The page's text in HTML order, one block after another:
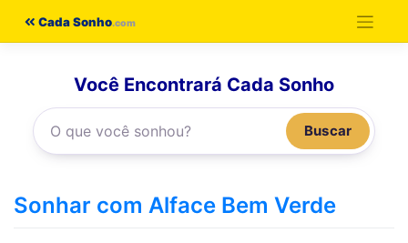
Cada Sonho
Você Encontrará Cada Sonho
Buscar
Sonhar com Alface Bem Verde